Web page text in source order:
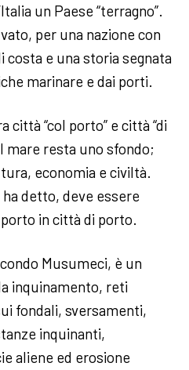
un Paese “terragno”.
per una nazione con
e una storia segnata
marinare e dai porti.
città “col porto” e città “di
mare resta uno sfondo;
economia e civiltà.
detto, deve essere
in città di porto.
Musumeci, è un
inquinamento, reti
fondali, sversamenti,
inquinanti,
aliene ed erosione